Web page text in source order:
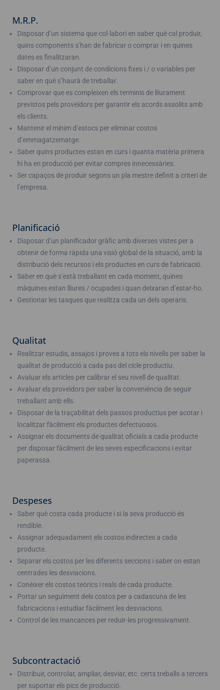
M.R.P.
Disposar d’un sistema que col·labori en saber què cal produir,
quins components s’han de fabricar o comprar i en quines
dates es finalitzaran.
Disposar d’un conjunt de condicions fixes i / o variables per
saber en què s’haurà de treballar.
Comprovar que es compleixen els terminis de lliurament
previstos pels proveïdors per garantir els acords assolits amb
els clients.
Mantenir el mínim d’estocs per eliminar costos
d’emmagatzematge.
Saber quins productes estan en curs i quanta matèria primera
hi ha en producció per evitar compres innecessàries.
Ser capaços de produir segons un pla mestre definit a criteri de
l’empresa.
Planificació
Disposar d’un planificador gràfic amb diverses vistes per a
obtenir de forma ràpida una visió global de la situació, amb la
distribució dels recursos i els productes en curs de fabricació.
Saber en què s’està treballant en cada moment, quines
màquines estan lliures / ocupades i quan deixaran d’estar-ho.
Gestionar les tasques que realitza cada un dels operaris.
Qualitat
Realitzar estudis, assajos i proves a tots els nivells per saber la
qualitat de producció a cada pas del cicle productiu.
Avaluar els articles per calibrar el seu nivell de qualitat.
Avaluar els proveïdors per saber la conveniència de seguir
treballant amb ells.
Disposar de la traçabilitat dels passos productius per acotar i
localitzar fàcilment els productes defectuosos.
Assignar els documents de qualitat oficials a cada producte
per disposar fàcilment de les seves especificacions i evitar
paperassa.
Despeses
Saber què costa cada producte i si la seva producció és
rendible.
Assignar adequadament els costos indirectes a cada
producte.
Separar els costos per les diferents seccions i saber on estan
centrades les desviacions.
Conèixer els costos teòrics i reals de cada producte.
Portar un seguiment dels costos per a cadascuna de les
fabricacions i estudiar fàcilment les desviacions.
Control de les mancances per reduir-les progressivament.
Subcontractació
Distribuir, controlar, ampliar, desviar, etc. certs treballs a tercers
per suportar els pics de producció.